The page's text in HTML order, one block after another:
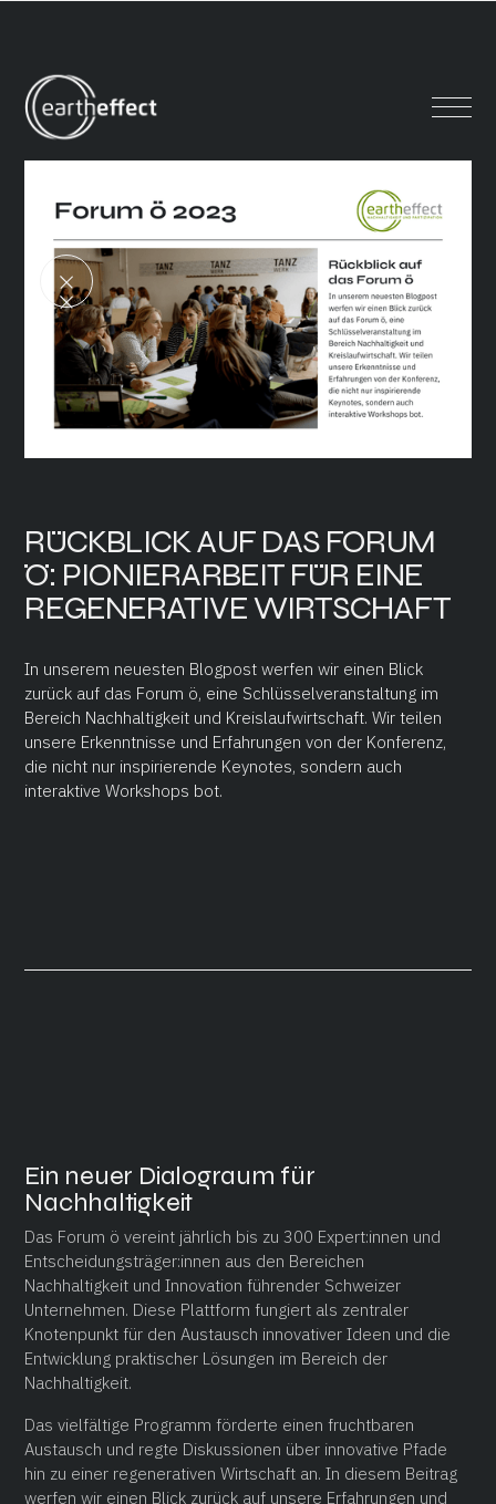
RÜCKBLICK AUF DAS FORUM
Ö: PIONIERARBEIT FÜR EINE
REGENERATIVE WIRTSCHAFT
In unserem neuesten Blogpost werfen wir einen Blick
zurück auf das Forum ö, eine Schlüsselveranstaltung im
Bereich Nachhaltigkeit und Kreislaufwirtschaft. Wir teilen
unsere Erkenntnisse und Erfahrungen von der Konferenz,
die nicht nur inspirierende Keynotes, sondern auch
interaktive Workshops bot.
Ein neuer Dialograum für
Nachhaltigkeit
Das Forum ö vereint jährlich bis zu 300 Expert:innen und
Entscheidungsträger:innen aus den Bereichen
Nachhaltigkeit und Innovation führender Schweizer
Unternehmen. Diese Plattform fungiert als zentraler
Knotenpunkt für den Austausch innovativer Ideen und die
Entwicklung praktischer Lösungen im Bereich der
Nachhaltigkeit.
Das vielfältige Programm förderte einen fruchtbaren
Austausch und regte Diskussionen über innovative Pfade
hin zu einer regenerativen Wirtschaft an. In diesem Beitrag
werfen wir einen Blick zurück auf unsere Erfahrungen und